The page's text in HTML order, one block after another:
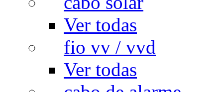
Ver todas
fio vv / vvd
Ver todas